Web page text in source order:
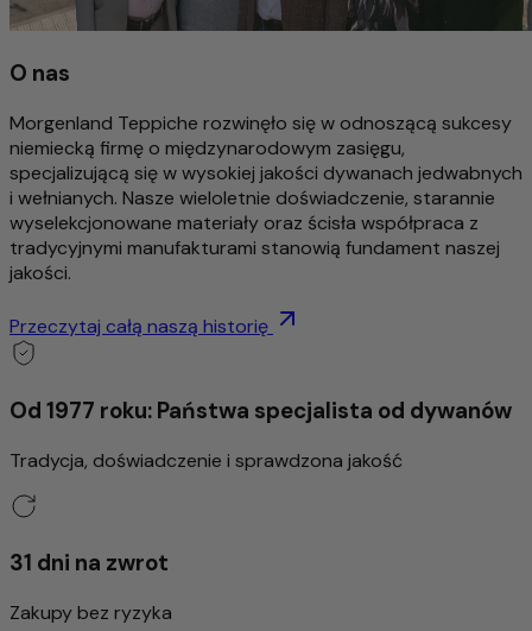
O nas
Morgenland Teppiche rozwinęło się w odnoszącą sukcesy
niemiecką firmę o międzynarodowym zasięgu,
specjalizującą się w wysokiej jakości dywanach jedwabnych
i wełnianych. Nasze wieloletnie doświadczenie, starannie
wyselekcjonowane materiały oraz ścisła współpraca z
tradycyjnymi manufakturami stanowią fundament naszej
jakości.
Przeczytaj całą naszą historię
Od 1977 roku: Państwa specjalista od dywanów
Tradycja, doświadczenie i sprawdzona jakość
31 dni na zwrot
Zakupy bez ryzyka